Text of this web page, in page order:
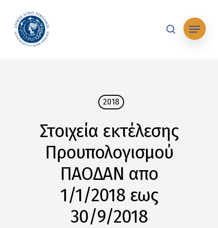
main
content
searchΜενού
2018
Στοιχεία εκτέλεσης
Προυπολογισμού
ΠΑΟΔΑΝ απο
1/1/2018 εως
30/9/2018